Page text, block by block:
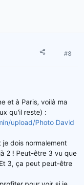
#8
et à Paris, voilà ma
qu'il reste) :
upload/Photo David
je dois normalement
2 ! Peut-être 3 vu que
3, ça peut peut-être